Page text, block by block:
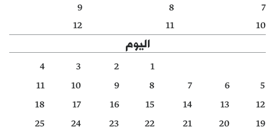
دفاتر
الأرشيف
7
8
9
10
11
12
اليوم
1
2
3
4
5
6
7
8
9
10
11
12
13
14
15
16
17
18
19
20
21
22
23
24
25